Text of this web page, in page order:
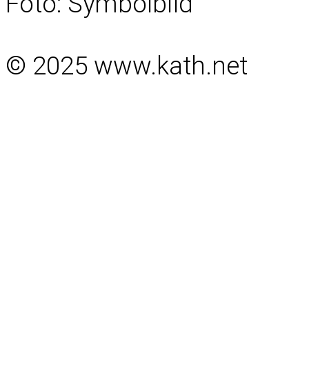
© 2025 www.kath.net